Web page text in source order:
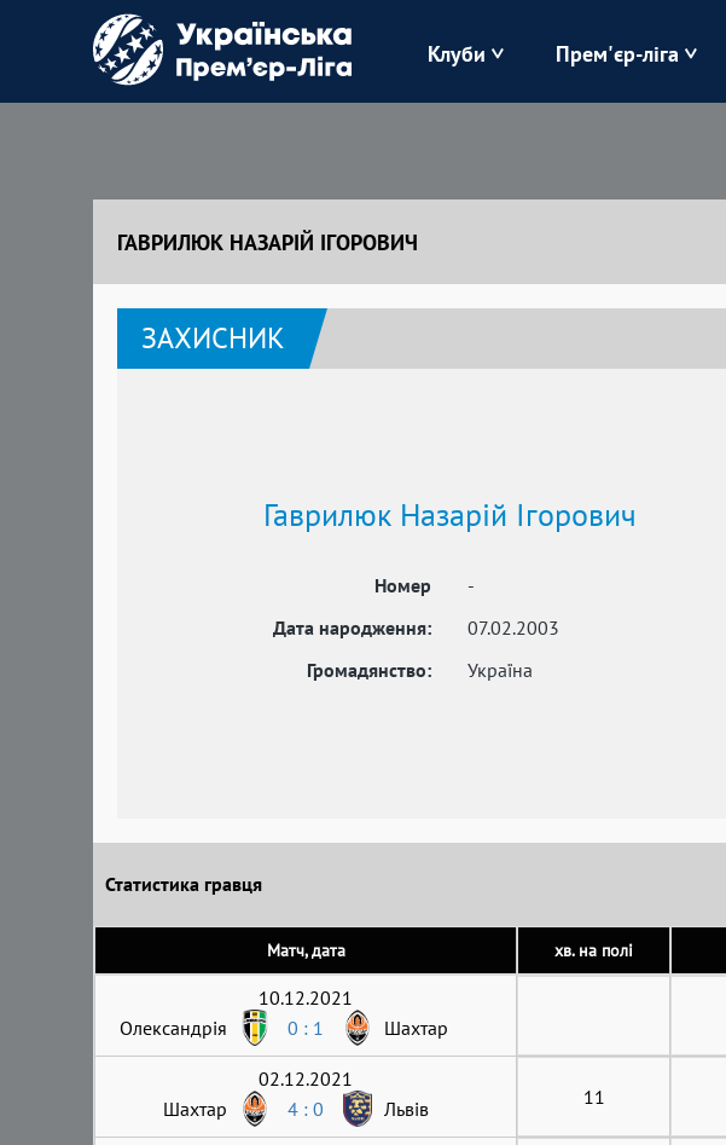
Клуби
Зоря Карпати
Полісся
Прем'єр-ліга
ГАВРИЛЮК НАЗАРІЙ ІГОРОВИЧ
ЗАХИСНИК
Гаврилюк Назарій Ігорович
Номер
-
Дата народження:
07.02.2003
Громадянство:
Україна
Статистика гравця
Матч, дата хв. на полі
10.12.2021
Олександрія
0 : 1 Шахтар
02.12.2021
Шахтар
4 : 0 Львів 11